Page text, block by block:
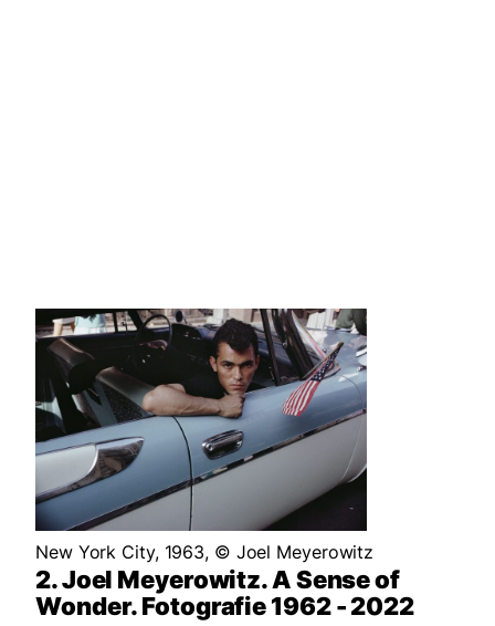
New York City, 1963, © Joel Meyerowitz
2. Joel Meyerowitz. A Sense of
Wonder. Fotografie 1962 - 2022